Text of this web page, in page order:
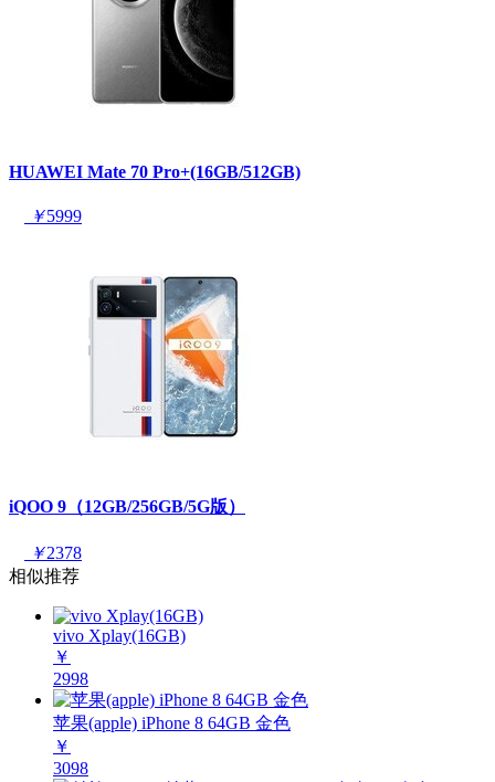
HUAWEI Mate 70 Pro+(16GB/512GB)
￥5999
iQOO 9（12GB/256GB/5G版）
￥2378
相似推荐
vivo Xplay(16GB)
￥
2998
苹果(apple) iPhone 8 64GB 金色
￥
3098